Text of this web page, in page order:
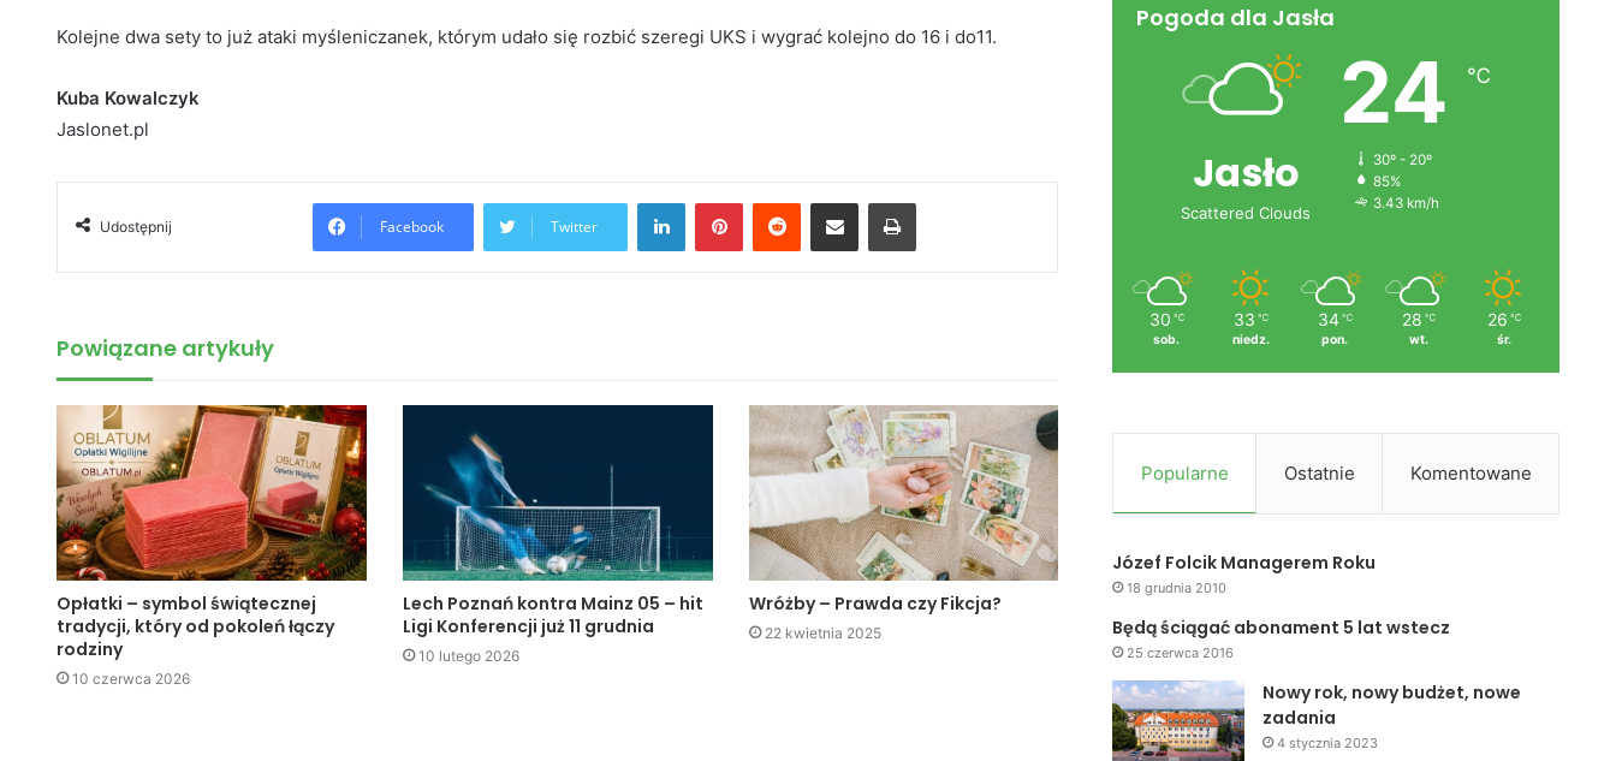
Kolejne dwa sety to już ataki myśleniczanek, którym udało się rozbić szeregi UKS i wygrać kolejno do 16 i do11.
Kuba Kowalczyk
Jaslonet.pl
Udostępnij Facebook Twitter
LinkedIn
Powiązane artykuły
Opłatki – symbol świątecznej
tradycji, który od pokoleń łączy
rodziny
10 czerwca 2026
Lech Poznań kontra Mainz 05 – hit
Ligi Konferencji już 11 grudnia
10 lutego 2026
Wróżby – Prawda czy Fikcja?
22 kwietnia 2025
Pogoda dla Jasła
Jasło
Scattered Clouds
24 ℃
30º - 20º
85%
3.43 km/h
30 ℃
sob.
33 ℃
niedz.
34 ℃
pon.
28 ℃
wt.
26 ℃
śr.
Popularne Ostatnie Komentowane
Józef Folcik Managerem Roku
18 grudnia 2010
Będą ściągać abonament 5 lat wstecz
25 czerwca 2016
Nowy rok, nowy budżet, nowe
zadania
4 stycznia 2023